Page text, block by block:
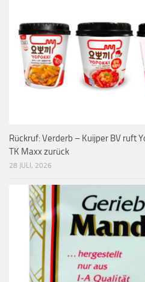
Rückruf: Verderb – Kuijper BV ruft
TK Maxx zurück
28 JULI, 2026